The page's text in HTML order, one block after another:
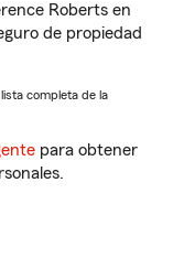
Roberts en
de propiedad
completa de la
para obtener